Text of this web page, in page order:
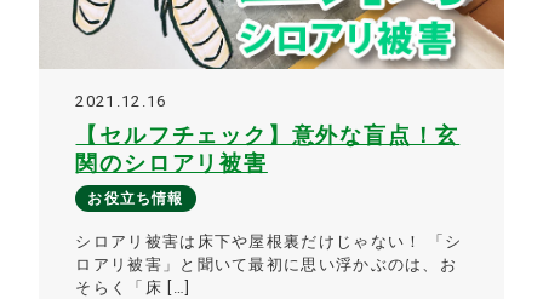
2021.12.16
【セルフチェック】意外な盲点！玄
関のシロアリ被害
お役立ち情報
シロアリ被害は床下や屋根裏だけじゃない！ 「シ
ロアリ被害」と聞いて最初に思い浮かぶのは、お
そらく「床 […]